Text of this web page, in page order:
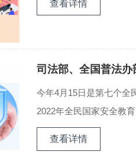
查看详情
司法部、全国普法
今年4月15日是第七个全
2022年全民国家安全教
查看详情